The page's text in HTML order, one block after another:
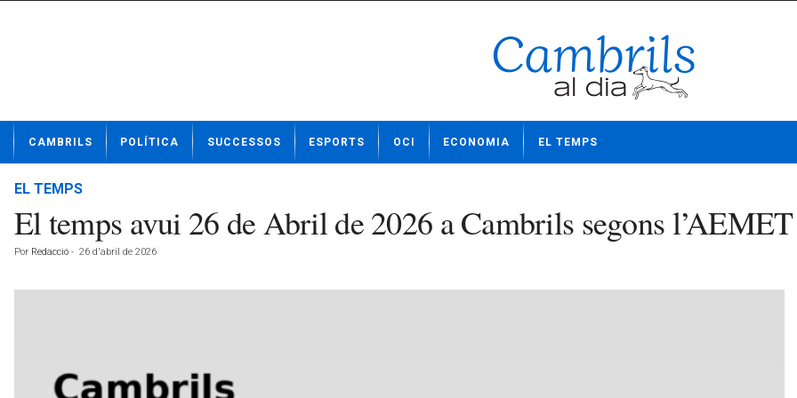
t
CAMBRILS POLÍTICA SUCCESSOS ESPORTS OCI ECONOMIA EL TEMPS
EL TEMPS
El temps avui 26 de Abril de 2026 a Cambrils segons l’AEMET
Por Redacció - 26 d'abril de 2026